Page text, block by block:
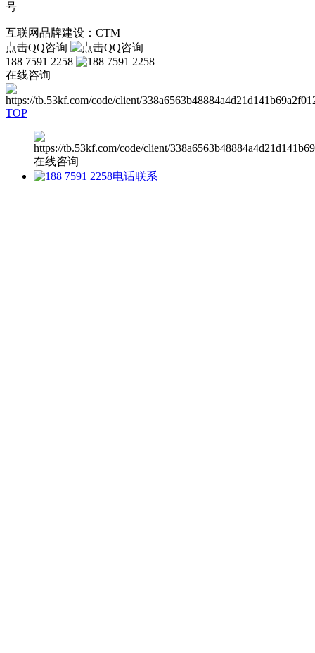
号
互联网品牌建设：CTM
点击QQ咨询
188 7591 2258
在线咨询
TOP
在线咨询
电话联系